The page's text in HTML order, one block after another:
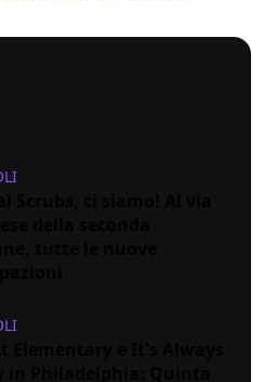
Scrubs, ci siamo! Al via
della seconda
Elementary e It's Always
in Philadelphia: Quinta